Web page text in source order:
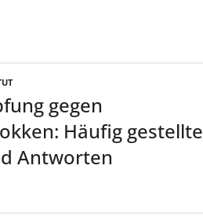
gegen
Häufig gestellte
Antworten